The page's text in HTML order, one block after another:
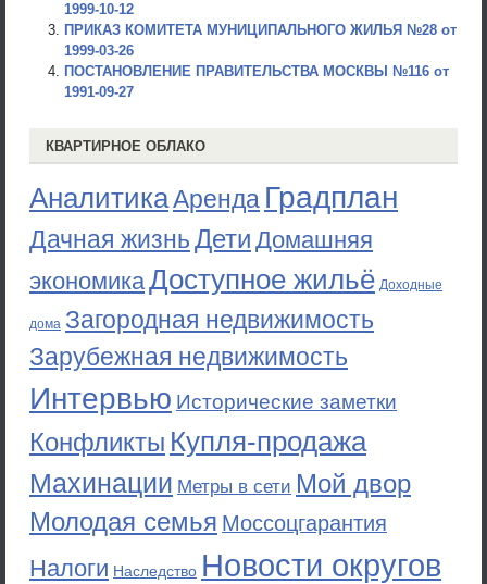
1999-10-12
ПРИКАЗ КОМИТЕТА МУНИЦИПАЛЬНОГО ЖИЛЬЯ №28 от
1999-03-26
ПОСТАНОВЛЕНИЕ ПРАВИТЕЛЬСТВА МОСКВЫ №116 от
1991-09-27
КВАРТИРНОЕ ОБЛАКО
АналитикаАренда Градплан
Дачная жизньДети Домашняя
экономикаДоступное жильё Доходные
дома Загородная недвижимость
Зарубежная недвижимость
Интервью Исторические заметки
Конфликты Купля-продажа
Махинации Метры в сети Мой двор
Молодая семья Моссоцгарантия
Налоги Наследство Новости округов